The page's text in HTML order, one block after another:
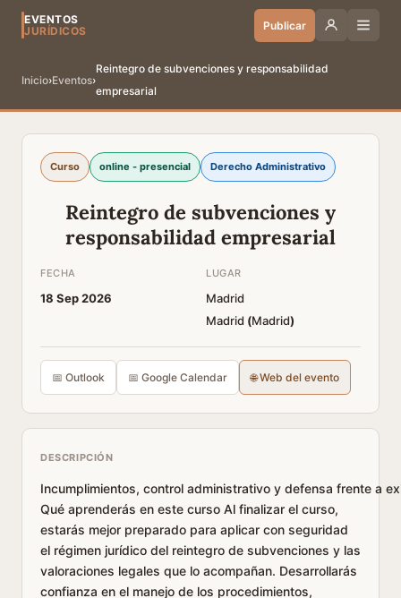
EVENTOS
JURÍDICOS
Publicar
Inicio›Eventos›
Reintegro de subvenciones y responsabilidad
empresarial
Curso online - presencial Derecho Administrativo
Reintegro de subvenciones y
responsabilidad empresarial
FECHA
18 Sep 2026
LUGAR
Madrid
Madrid (Madrid)
📅 Outlook 📅 Google Calendar 🌐 Web del evento
DESCRIPCIÓN
Incumplimientos, control administrativo y defensa frente a
Qué aprenderás en este curso Al finalizar el curso,
estarás mejor preparado para aplicar con seguridad
el régimen jurídico del reintegro de subvenciones y las
valoraciones legales que lo acompañan. Desarrollarás
confianza en el manejo de los procedimientos,